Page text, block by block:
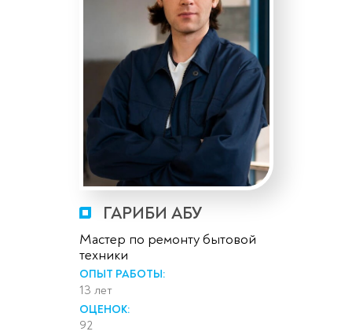
ГАРИБИ АБУ
Мастер по ремонту бытовой
техники
ОПЫТ РАБОТЫ:
13 лет
ОЦЕНОК:
92